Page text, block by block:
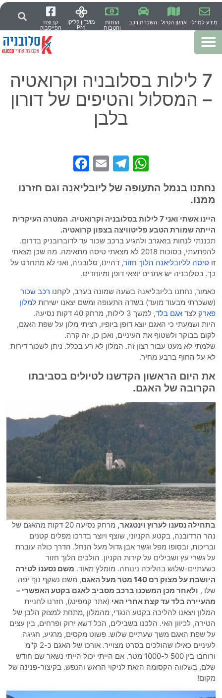
מידע למייל ארגון הטיול השכרת רכב הנחות
והטבות
מועדון קליקו
Pro
קבוצת
הפייסבוק
7 לילות בסלובניה וקרואטיה
– המסלול והטיפים של דורון
בלבן
WhatsApp
Telegram
Email
נחתנו בנמל התעופה של ליובליאנה וגם חזרנו
ממנו.
היינו אשתי ואני 7 לילות בסלובניה וקרואטיה.
המטרה העיקרית
הייתה שמורת הטבע פליטוויצה בצפון קרואטיה.
תכננתי לנחות בזאגרב ולהגיע ברכב שכור עד לדוברובניק בדרום.
להפתעתי, בסוכות 2018 לא מצאתי טיסה מתאימה. מה שכן מצאתי
זו טיסה לליובליאנה הלוך חזור, דהיינו, סלובניה, ואני לא מתחרט על
כך. בסלובניה יש אתרים יוצאי דופן ומיוחדים.
כאמור, נחתנו בליובליאנה בשעה שמונה בערב, לקחנו רכב שכור
(ששכרתי מבעוד מועד) בשדה התעופה ומשם יצאנו ישירותלמלון
פארק לצדאגם בלד, למשך 3 לילות, מרחק 40 דקות נסיעה.
היות ושמעתי כי האגם יוצא דופן ביופיו, רציתי מלון על שפת האגם,
לקום בבוקר ולשטוף את העיניים, ואכן כן, זה קרה.
שלמתי לא מעט עבור רצון זה. המלון לא רע בכלל. ניתן לשכור דירות
לא על החוף ברבע מחיר.
את היום הראשון הקדשנו לטיולים בסביבתו
הקרובה של האגם.
בתחילה נסענו לערוץ וינטגאר,
מרחק נסיעה 20 דקות מהאגם של
נהר הרדובנה, בקטע הקניוני, שוצף ויוצר בדרכו מפלים קטנים
ובריכות, ובסופו מפל וגשר אבן גדול מעל הנחל. הדרך כולה עוברת
על גשרי עץ ושבילים על קירות הקניון. הולכים הלוך חזור
כשעתיים-שלוש בהליכה נינוחה. מומלץ מאוד. משם נסענו לטירה
היושבת על מצוק רם 140 מטר מעל האגם
, משם נשקף נוף יפה
שלו , ולאחר מכן המשכנו ברכב מסביב לאגם בקטע האפשרי –
מהעיירה בלד עד קצת אחרי האי (אתר קמפינג), חזרנו לחניית
המלון ויצאנו להליכה בקטע הנגדי, מהמלון ,מתחת למצוק הלבן של
הטירה, לכיוון האי. הלכנו בשבילים, הכל דשא ירוק ופרחים, בין עצים
על שפת האגם משך שעתיים שלוש. פשוט מקסים, מרגיע, חגיגה
לעיניים כאילו שהולכים בסרט מצוייר. אורכו של האגם כ-2 ק"מ
ורוחבו בין 500 ל-1000 מטר. אם הייתי יכול הייתי נשאר שם חודש
שלם, בשלווה הקסומה הזאת לניקוי הראש והנפש. בקיצור-פנינה של
מקום!